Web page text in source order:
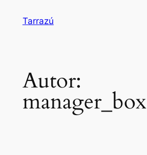
Tarrazú
Autor:
manager_box